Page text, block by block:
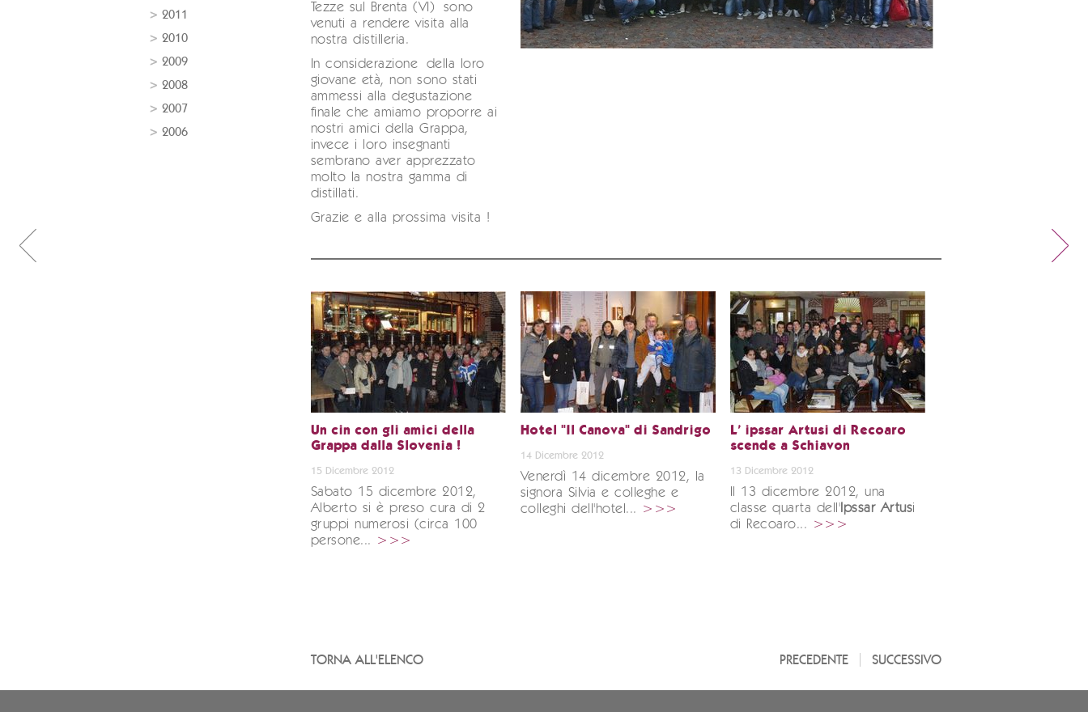
2011
2010
2009
2008
2007
2006
Tezze sul Brenta (VI) sono
venuti a rendere visita alla
nostra distilleria.
In considerazione della loro
giovane età, non sono stati
ammessi alla degustazione
finale che amiamo proporre ai
nostri amici della Grappa,
invece i loro insegnanti
sembrano aver apprezzato
molto la nostra gamma di
distillati.
Grazie e alla prossima visita !
Un cin con gli amici della
Grappa dalla Slovenia !
15 Dicembre 2012
Sabato 15 dicembre 2012,
Alberto si è preso cura di 2
gruppi numerosi (circa 100
persone... >>>
Hotel "Il Canova" di Sandrigo
14 Dicembre 2012
Venerdì 14 dicembre 2012, la
signora Silvia e colleghe e
colleghi dell'hotel... >>>
L' ipssar Artusi di Recoaro
scende a Schiavon
13 Dicembre 2012
Il 13 dicembre 2012, una
classe quarta dell' Ipssar Artusi
di Recoaro... >>>
TORNA ALL'ELENCO SUCCESSIVO
PRECEDENTE